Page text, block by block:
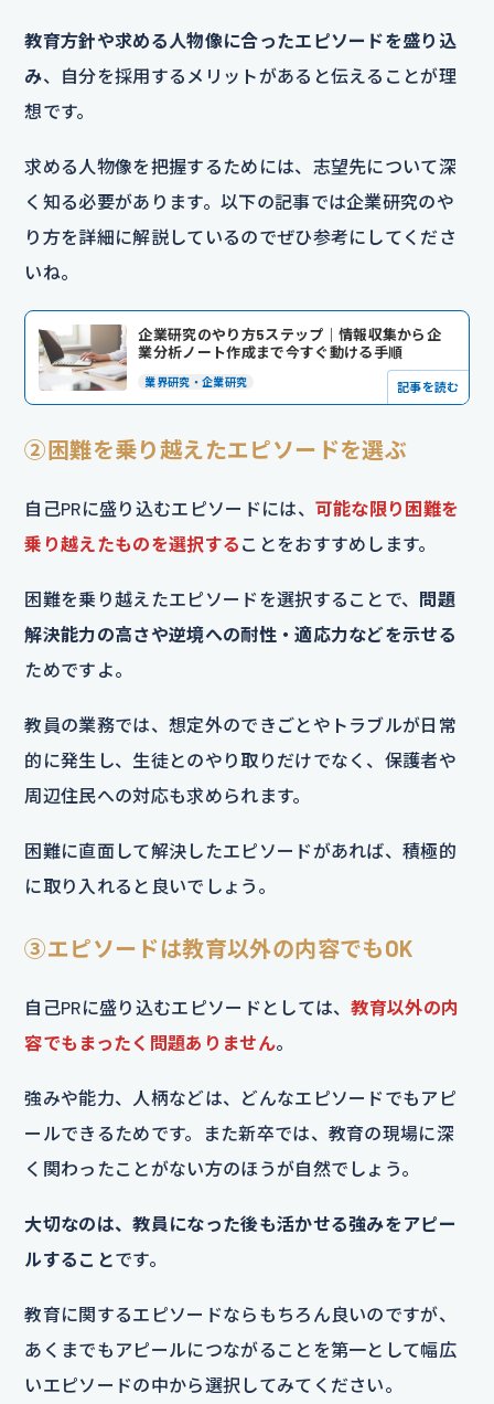
教育方針や求める人物像に合ったエピソードを盛り込
み、自分を採用するメリットがあると伝えることが理
想です。
求める人物像を把握するためには、志望先について深
く知る必要があります。以下の記事では企業研究のや
り方を詳細に解説しているのでぜひ参考にしてくださ
いね。
企業研究のやり方5ステップ｜情報収集から企
業分析ノート作成まで今すぐ動ける手順
業界研究・企業研究 記事を読む
②困難を乗り越えたエピソードを選ぶ
自己PRに盛り込むエピソードには、 可能な限り困難を
乗り越えたものを選択する ことをおすすめします。
困難を乗り越えたエピソードを選択することで、
問題
解決能力の高さや逆境への耐性・適応力などを示せる
ためですよ。
教員の業務では、想定外のできごとやトラブルが日常
的に発生し、生徒とのやり取りだけでなく、保護者や
周辺住民への対応も求められます。
困難に直面して解決したエピソードがあれば、積極的
に取り入れると良いでしょう。
③エピソードは教育以外の内容でもOK
自己PRに盛り込むエピソードとしては、教育以外の内
容でもまったく問題ありません。
強みや能力、人柄などは、どんなエピソードでもアピ
ールできるためです。また新卒では、教育の現場に深
く関わったことがない方のほうが自然でしょう。
大切なのは、教員になった後も活かせる強みをアピー
ルすることです。
教育に関するエピソードならもちろん良いのですが、
あくまでもアピールにつながることを第一として幅広
いエピソードの中から選択してみてください。